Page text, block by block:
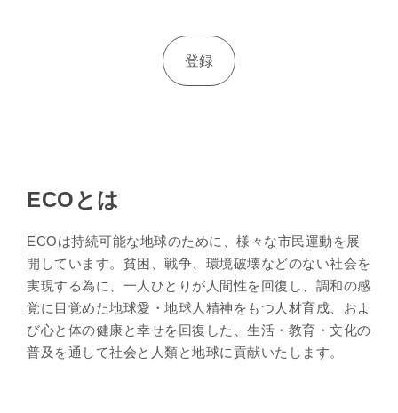
ECOとは
ECOは持続可能な地球のために、様々な市民運動を展
開しています。貧困、戦争、環境破壊などのない社会を
実現する為に、一人ひとりが人間性を回復し、調和の感
覚に目覚めた地球愛・地球人精神をもつ人材育成、およ
び心と体の健康と幸せを回復した、生活・教育・文化の
普及を通して社会と人類と地球に貢献いたします。